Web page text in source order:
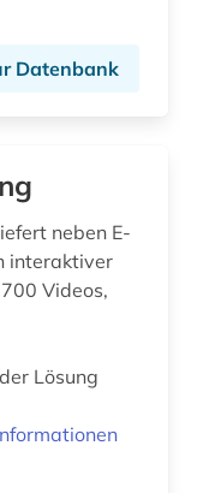
din-norm fachsprache wörterbuch (1)
Datenbank
neben E-
interaktiver
Videos,
Lösung